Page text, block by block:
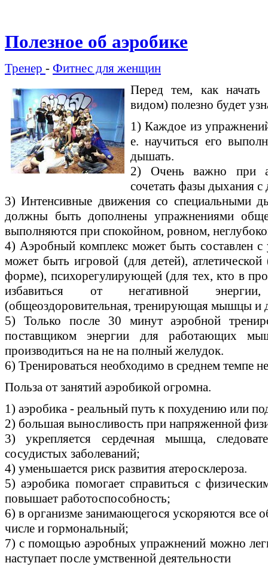
Полезное об аэробике
Тренер - Фитнес для женщин
Перед тем, как начать
видом) полезно будет
1) Каждое из
е. научиться его
дышать.
2) Очень важно при
сочетать фазы дыхания
3) Интенсивные движения со специальными
должны быть дополнены упражнениями
выполняются при спокойном, ровном,
4) Аэробный комплекс может быть составлен
может быть игровой (для детей),
форме), психорегулирующей (для тех, кто в
избавиться от негативной энергии,
(общеоздоровительная, тренирующая мышцы и
5) Только после 30 минут аэробной
поставщиком энергии для работающих
производиться на не на полный желудок.
6) Тренироваться необходимо в среднем темпе
Польза от занятий аэробикой огромна.
1) аэробика - реальный путь к похудению или
2) большая выносливость при напряженной
3) укрепляется сердечная мышца,
сосудистых заболеваний;
4) уменьшается риск развития атеросклероза.
5) аэробика помогает справиться с
повышает работоспособность;
6) в организме занимающегося ускоряются все
числе и гормональный;
7) с помощью аэробных упражнений можно
наступает после умственной деятельности